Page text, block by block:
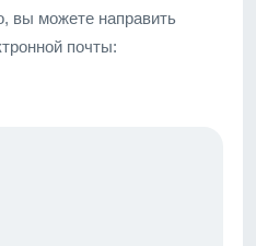
вы можете направить
почты: